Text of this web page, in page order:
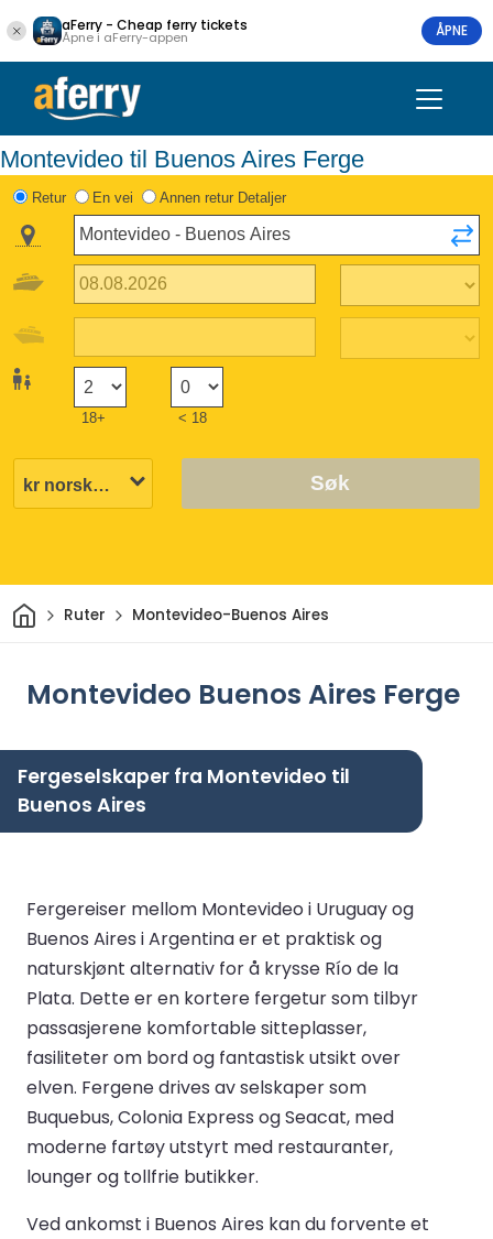
aFerry - Cheap ferry tickets
Åpne i aFerry-appen ÅPNE
Montevideo til Buenos Aires Ferge
Retur En vei Annen retur Detaljer
18+ < 18
Søk
HjemRuter Montevideo-Buenos Aires
Montevideo Buenos Aires Ferge
Fergeselskaper fra Montevideo til
Buenos Aires
Fergereiser mellom Montevideo i Uruguay og
Buenos Aires i Argentina er et praktisk og
naturskjønt alternativ for å krysse Río de la
Plata. Dette er en kortere fergetur som tilbyr
passasjerene komfortable sitteplasser,
fasiliteter om bord og fantastisk utsikt over
elven. Fergene drives av selskaper som
Buquebus, Colonia Express og Seacat, med
moderne fartøy utstyrt med restauranter,
lounger og tollfrie butikker.
Ved ankomst i Buenos Aires kan du forvente et